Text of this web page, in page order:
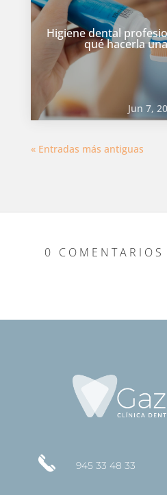
Higiene dental
qué hacerla
Jun 7,
« Entradas más antiguas
0 COMENTARIOS
945 33 48 33